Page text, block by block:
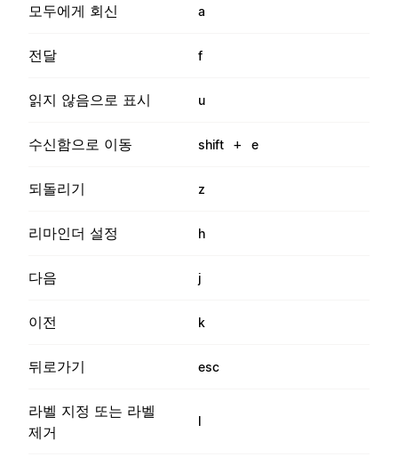
모두에게 회신 a
전달 f
읽지 않음으로 표시 u
수신함으로 이동 shift + e
되돌리기 z
리마인더 설정 h
다음 j
이전 k
뒤로가기 esc
라벨 지정 또는 라벨
제거
l